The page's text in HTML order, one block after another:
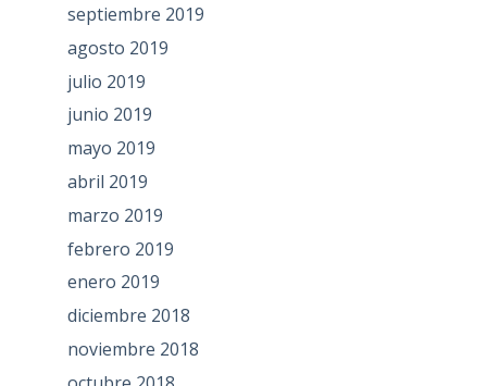
septiembre 2019
agosto 2019
julio 2019
junio 2019
mayo 2019
abril 2019
marzo 2019
febrero 2019
enero 2019
diciembre 2018
noviembre 2018